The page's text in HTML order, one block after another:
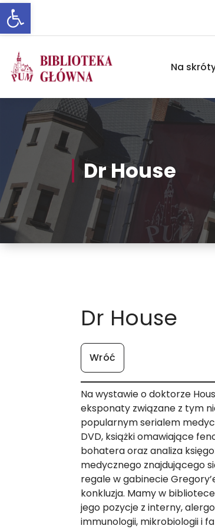
Otwórz pasek narzędzi
Skip
to
Content
Na
Dr House
Dr House
Wróć
Na wystawie o doktorze
eksponaty związane z tym
popularnym serialem
DVD, książki omawiające
bohatera oraz analiza
medycznego znajdującego
regale w gabinecie
konkluzja. Mamy w
jego pozycje z interny,
immunologii, mikrobiologii i